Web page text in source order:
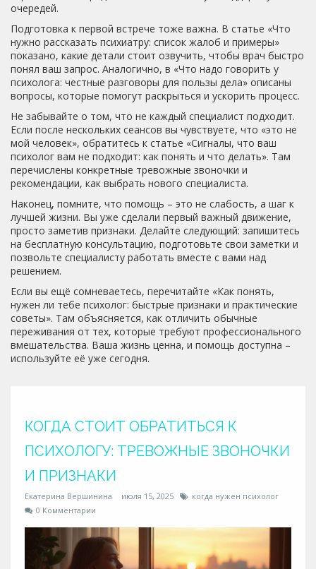
очередей.
Подготовка к первой встрече тоже важна. В статье «Что
нужно рассказать психиатру: список жалоб и примеры»
показано, какие детали стоит озвучить, чтобы врач быстро
понял ваш запрос. Аналогично, в «Что надо говорить у
психолога: честные разговоры для пользы дела» описаны
вопросы, которые помогут раскрыться и ускорить процесс.
Не забывайте о том, что не каждый специалист подходит.
Если после нескольких сеансов вы чувствуете, что «это не
мой человек», обратитесь к статье «Сигналы, что ваш
психолог вам не подходит: как понять и что делать». Там
перечислены конкретные тревожные звоночки и
рекомендации, как выбрать нового специалиста.
Наконец, помните, что помощь – это не слабость, а шаг к
лучшей жизни. Вы уже сделали первый важный движение,
просто заметив признаки. Делайте следующий: запишитесь
на бесплатную консультацию, подготовьте свои заметки и
позвольте специалисту работать вместе с вами над
решением.
Если вы ещё сомневаетесь, перечитайте «Как понять,
нужен ли тебе психолог: быстрые признаки и практические
советы». Там объясняется, как отличить обычные
переживания от тех, которые требуют профессионального
вмешательства. Ваша жизнь ценна, и помощь доступна –
используйте её уже сегодня.
КОГДА СТОИТ ОБРАТИТЬСЯ К
ПСИХОЛОГУ: ТРЕВОЖНЫЕ ЗВОНОЧКИ
И ПРИЗНАКИ
Екатерина Вершинина июля 15, 2025
когда нужен психолог
0 Комментарии